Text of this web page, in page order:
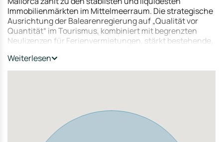
Sicherheit, Struktur und Rendite.
Immobilienmärkten im Mittelmeerraum. Die strategische
Ausrichtung der Balearenregierung auf „Qualität vor
Quantität“ im Tourismus, kombiniert mit begrenzten
Neulizenzen für Ferienvermietungen, stärkt bestehende,
besonders attraktiv für langfristige Kapitalanlagen.
Weiterlesen